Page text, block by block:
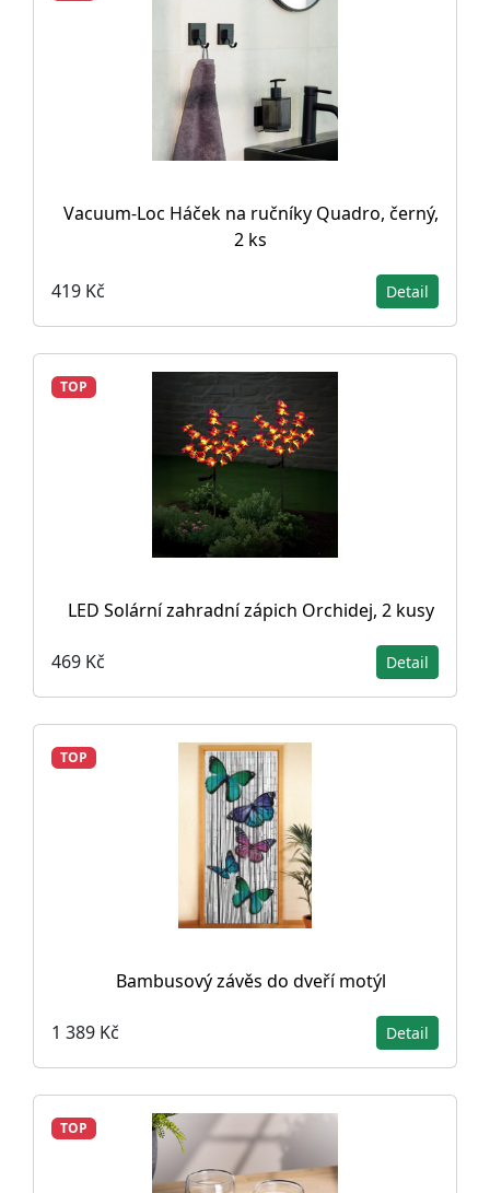
Vacuum-Loc Háček na ručníky Quadro, černý,
2 ks
419 Kč Detail
TOP
LED Solární zahradní zápich Orchidej, 2 kusy
469 Kč Detail
TOP
Bambusový závěs do dveří motýl
1 389 Kč Detail
TOP